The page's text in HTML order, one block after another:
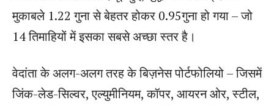
मुकाबले 1.22 गुना से बेहतर होकर 0.95गुना हो गया – जो
14 तिमाहियों में इसका सबसे अच्छा स्तर है।
वेदांता के अलग-अलग तरह के बिज़नेस पोर्टफोलियो – जिसमें
जिंक-लेड-सिल्वर, एल्युमीनियम, कॉपर, आयरन ओर, स्टील,